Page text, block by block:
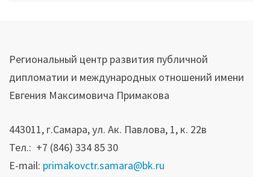
Региональный центр развития публичной
дипломатии и международных отношений имени
Евгения Максимовича Примакова
443011, г.Самара, ул. Ак. Павлова, 1, к. 22в
Тел.: +7 (846) 334 85 30
E-mail: primakovctr.samara@bk.ru